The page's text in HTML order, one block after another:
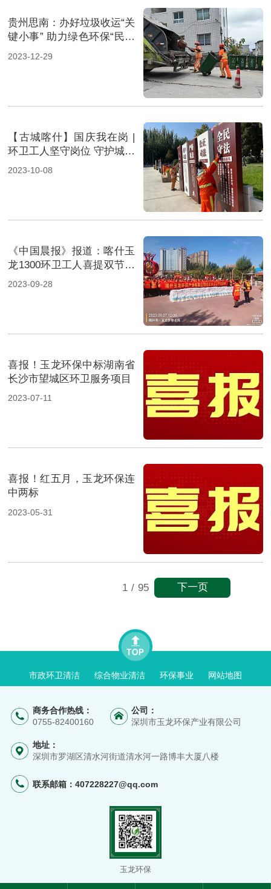
贵州思南：办好垃圾收运“关
键小事” 助力绿色环保“民生
大事”
2023-12-29
【古城喀什】国庆我在岗 |
环卫工人坚守岗位 守护城市
靓丽风景
2023-10-08
《中国晨报》报道：喀什玉
龙1300环卫工人喜提双节福
利
2023-09-28
喜报！玉龙环保中标湖南省
长沙市望城区环卫服务项目
2023-07-11
喜报！红五月，玉龙环保连
中两标
2023-05-31
1 / 95 下一页
市政环卫清洁 综合物业清洁 环保事业 网站地图
商务合作热线：
0755-82400160
公司：
深圳市玉龙环保产业有限公司
地址：
深圳市罗湖区清水河街道清水河一路博丰大厦八楼
联系邮箱： 407228227@qq.com
玉龙环保